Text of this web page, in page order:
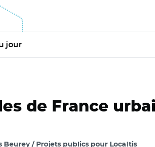
jour
de France
Beurey / Projets publics pour Localtis